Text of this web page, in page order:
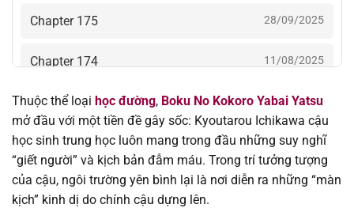
Chapter 175 28/09/2025
Chapter 174 11/08/2025
Chapter 173 09/08/2025
Chapter 172 09/08/2025
Chapter 171 09/08/2025
Thuộc thể loại học đường, Boku No Kokoro Yabai Yatsu
mở đầu với một tiền đề gây sốc: Kyoutarou Ichikawa cậu
học sinh trung học luôn mang trong đầu những suy nghĩ
“giết người” và kịch bản đẫm máu. Trong trí tưởng tượng
của cậu, ngôi trường yên bình lại là nơi diễn ra những “màn
kịch” kinh dị do chính cậu dựng lên.